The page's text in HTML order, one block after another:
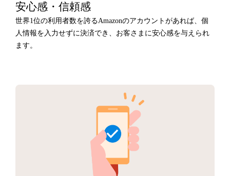
安心感・信頼感
世界1位の利用者数を誇るAmazonのアカウントがあれば、個
人情報を入力せずに決済でき、お客さまに安心感を与えられ
ます。